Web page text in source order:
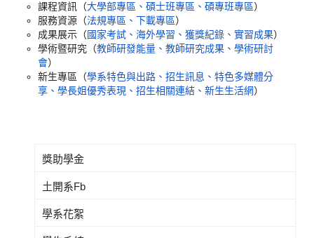
課程資訊（大學部專區、碩士班專區、碩專班專區）
服務資源（法規專區、下載專區）
成果展示（國家考試、海外學習、獲獎紀錄、實習成果）
學術暨研究（教師研發能量、教師研究成果、學術研討
會）
新生專區（學系特色與出路、招生訊息、特色多媒體分
享、學長姐優秀表現、招生相關連結、新生生活網）
獎助學金
土開系Fb
學系花絮